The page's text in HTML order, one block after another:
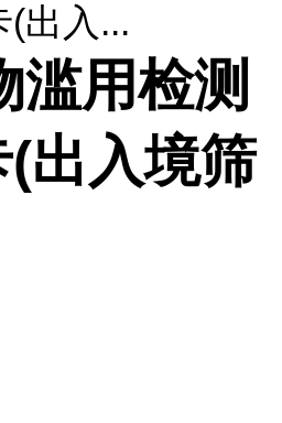
(出入...
滥用检测
出入境筛